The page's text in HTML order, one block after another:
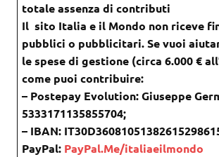
totale assenza di contributi
Il sito Italia e il Mondo non riceve
pubblici o pubblicitari. Se vuoi
le spese di gestione (circa 6.000 €
come puoi contribuire:
– Postepay Evolution: Giuseppe
5333171135855704;
– IBAN:
PayPal: PayPal.Me/italiaeilmondo